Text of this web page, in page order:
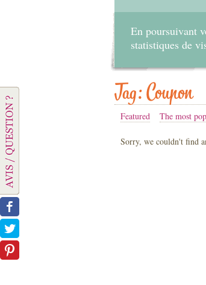
En poursuivant
statistiques de
Tag: Coupon
Featured The most
Sorry, we couldn't find